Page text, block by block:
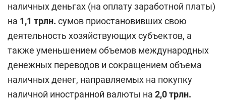
наличных деньгах (на оплату заработной платы)
на 1,1 трлн. сумов приостановивших свою
деятельность хозяйствующих субъектов, а
также уменьшением объемов международных
денежных переводов и сокращением объема
наличных денег, направляемых на покупку
наличной иностранной валюты на 2,0трлн.